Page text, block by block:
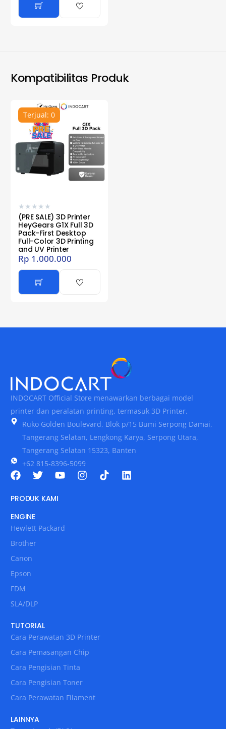
Kompatibilitas Produk
Terjual: 0
★ ★ ★ ★ ★
(PRE SALE) 3D Printer
HeyGears G1X Full 3D
Pack-First Desktop
Full-Color 3D Printing
and UV Printer
Rp 1.000.000
INDOCART Official Store menawarkan berbagai model
printer dan peralatan printing, termasuk 3D Printer.
Ruko Golden Boulevard, Blok p/15 Bumi Serpong Damai,
Tangerang Selatan, Lengkong Karya, Serpong Utara,
Tangerang Selatan 15323, Banten
+62 815-8396-5099
PRODUK KAMI
ENGINE
Hewlett Packard
Brother
Canon
Epson
FDM
SLA/DLP
TUTORIAL
Cara Perawatan 3D Printer
Cara Pemasangan Chip
Cara Pengisian Tinta
Cara Pengisian Toner
Cara Perawatan Filament
LAINNYA